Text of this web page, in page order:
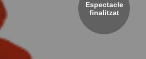
Espectacle
finalitzat